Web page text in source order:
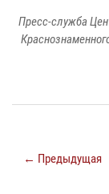
Пресс-служба
← Предыдущая